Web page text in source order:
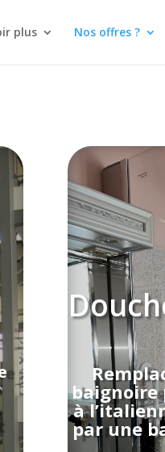
plus Nos offres ?
baignoire
à
par une